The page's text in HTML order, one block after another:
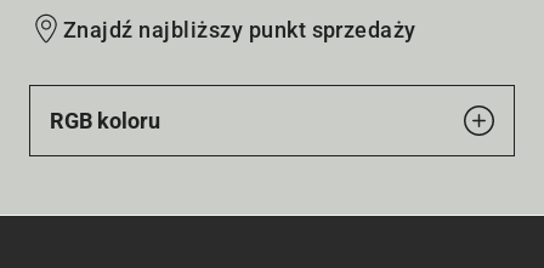
Znajdź najbliższy punkt sprzedaży
RGB koloru